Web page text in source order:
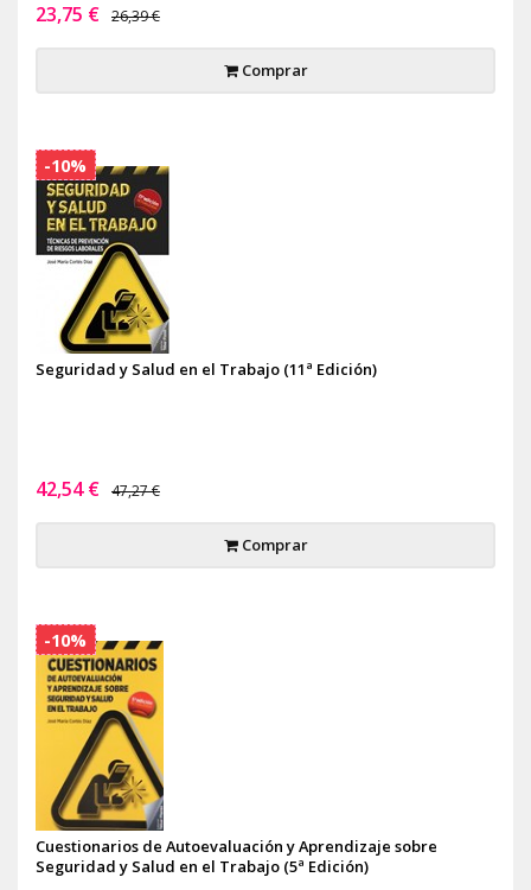
23,75 € 26,39 €
Comprar
Seguridad y Salud en el Trabajo (11ª Edición)
42,54 € 47,27 €
Comprar
-10%
Cuestionarios de Autoevaluación y Aprendizaje sobre
Seguridad y Salud en el Trabajo (5ª Edición)
-10%